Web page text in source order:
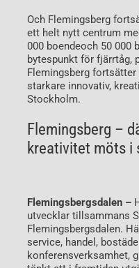
Och Flemingsberg
ett helt nytt centrum
000 boendeoch 50 000
bytespunkt för fjärrtåg,
Flemingsberg
starkare innovativ,
Stockholm.
Flemingsberg –
kreativitet möts i
Flemingsbergsdalen –
utvecklar tillsammans
Flemingsbergsdalen.
service, handel,
konferensverksamhet,